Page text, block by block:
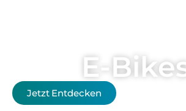
E-
Jetzt Entdecken